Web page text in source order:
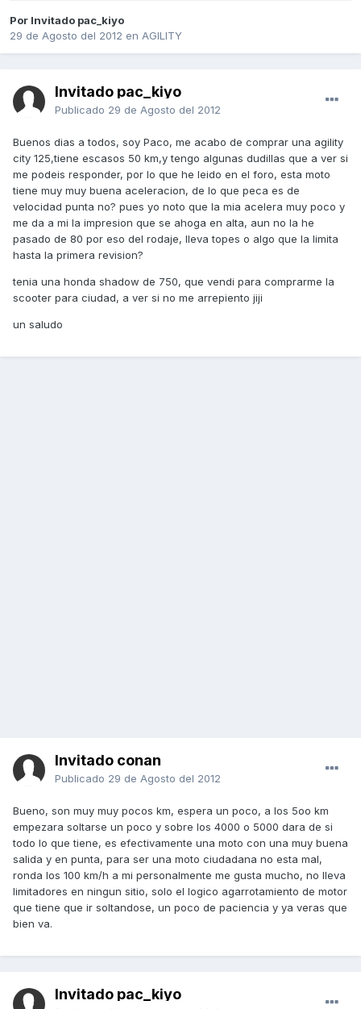
Por Invitado pac_kiyo
29 de Agosto del 2012 en AGILITY
Invitado pac_kiyo
Publicado 29 de Agosto del 2012
Buenos dias a todos, soy Paco, me acabo de comprar una agility
city 125,tiene escasos 50 km,y tengo algunas dudillas que a ver si
me podeis responder, por lo que he leido en el foro, esta moto
tiene muy muy buena aceleracion, de lo que peca es de
velocidad punta no? pues yo noto que la mia acelera muy poco y
me da a mi la impresion que se ahoga en alta, aun no la he
pasado de 80 por eso del rodaje, lleva topes o algo que la limita
hasta la primera revision?
tenia una honda shadow de 750, que vendi para comprarme la
scooter para ciudad, a ver si no me arrepiento jiji
un saludo
Invitado conan
Publicado 29 de Agosto del 2012
Bueno, son muy muy pocos km, espera un poco, a los 5oo km
empezara soltarse un poco y sobre los 4000 o 5000 dara de si
todo lo que tiene, es efectivamente una moto con una muy buena
salida y en punta, para ser una moto ciudadana no esta mal,
ronda los 100 km/h a mi personalmente me gusta mucho, no lleva
limitadores en ningun sitio, solo el logico agarrotamiento de motor
que tiene que ir soltandose, un poco de paciencia y ya veras que
bien va.
Invitado pac_kiyo